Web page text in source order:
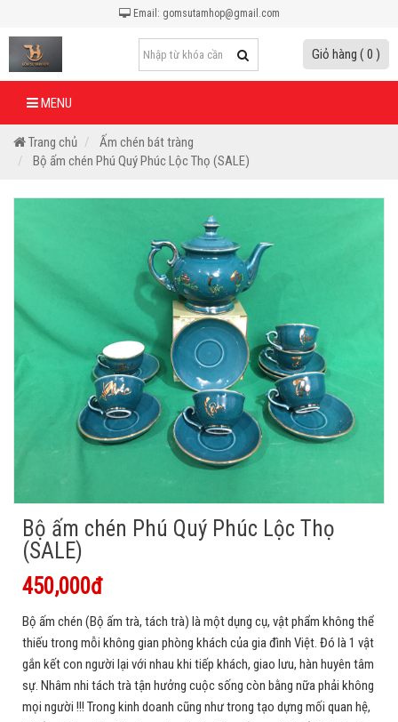
Email: gomsutamhop@gmail.com
Giỏ hàng ( 0 )
MENU
Trang chủ
Ấm chén bát tràng
Bộ ấm chén Phú Quý Phúc Lộc Thọ (SALE)
Bộ ấm chén Phú Quý Phúc Lộc Thọ
(SALE)
450,000đ
Bộ ấm chén (Bộ ấm trà, tách trà) là một dụng cụ, vật phẩm không thể
thiếu trong mỗi không gian phòng khách của gia đình Việt. Đó là 1 vật
gắn kết con người lại với nhau khi tiếp khách, giao lưu, hàn huyên tâm
sự. Nhâm nhi tách trà tận hưởng cuộc sống còn bằng nữa phải không
mọi người !!! Trong kinh doanh cũng như trong tạo dựng mối quan hệ,